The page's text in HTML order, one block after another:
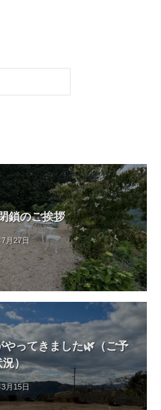
鎖のご挨拶
月27日
ってきました🌿（ご予
況）
月15日